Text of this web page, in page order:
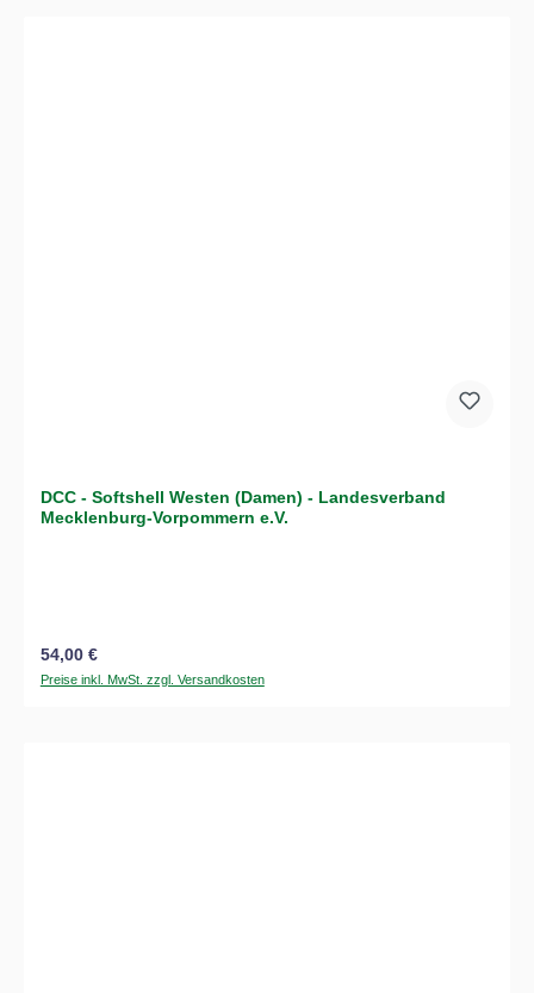
DCC - Softshell Westen (Damen) - Landesverband
Mecklenburg-Vorpommern e.V.
Regulärer Preis:
54,00 €
Preise inkl. MwSt. zzgl. Versandkosten